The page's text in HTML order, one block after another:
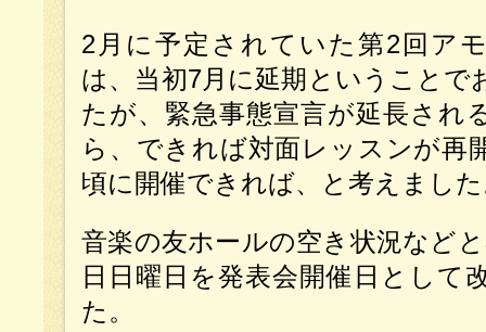
2月に予定されていた第2回ア
は、当初7月に延期ということで
たが、緊急事態宣言が延長され
ら、できれば対面レッスンが再
頃に開催できれば、と考えまし
音楽の友ホールの空き状況など
日日曜日を発表会開催日として
た。